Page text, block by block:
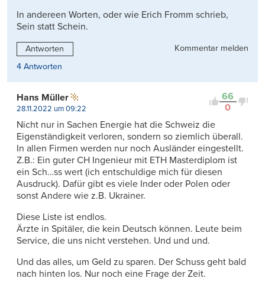
In andereen Worten, oder wie Erich Fromm schrieb,
Sein statt Schein.
Antworten
Kommentar melden
4 Antworten
66
0
Hans Müller
28.11.2022 um 09:22
Nicht nur in Sachen Energie hat die Schweiz die
Eigenständigkeit verloren, sondern so ziemlich überall.
In allen Firmen werden nur noch Ausländer eingestellt.
Z.B.: Ein guter CH Ingenieur mit ETH Masterdiplom ist
ein Sch…ss wert (ich entschuldige mich für diesen
Ausdruck). Dafür gibt es viele Inder oder Polen oder
sonst Andere wie z.B. Ukrainer.
Diese Liste ist endlos.
Ärzte in Spitäler, die kein Deutsch können. Leute beim
Service, die uns nicht verstehen. Und und und.
Und das alles, um Geld zu sparen. Der Schuss geht bald
nach hinten los. Nur noch eine Frage der Zeit.